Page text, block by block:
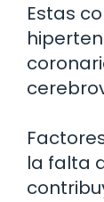
Estas
la falta